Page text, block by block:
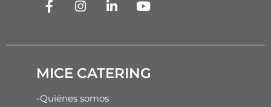
MICE CATERING
-Quiénes somos